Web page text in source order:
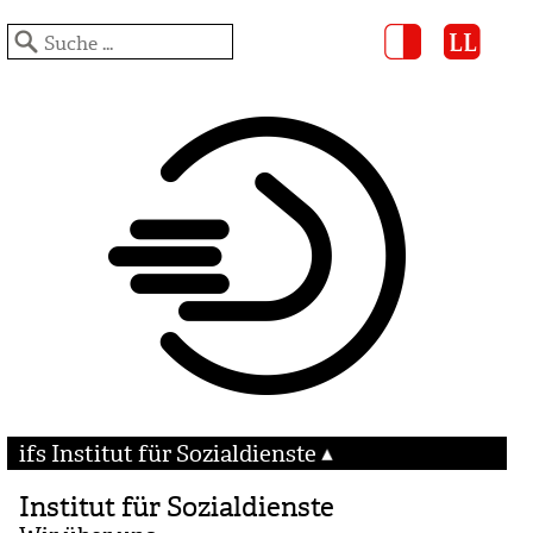
ifs Institut für Sozialdienste
Institut für Sozialdienste